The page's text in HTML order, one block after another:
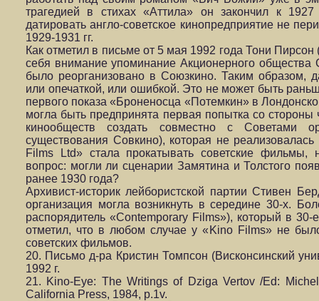
трагедией в стихах «Аттила» он закончил к
датировать англо-советское кинопредприятие не
1929-1931 гг.
Как отметил в письме от 5 мая 1992 года Тони Пирсон
себя внимание упоминание Акционерного общества
было реорганизовано в Союзкино. Таким образом,
или опечаткой, или ошибкой. Это не может быть
первого показа «Броненосца «Потемкин» в
могла быть предпринята первая попытка со стороны
кинообществ создать совместно с Советами
существования Совкино), которая не
Films Ltd» стала прокатывать советские фильмы,
вопрос: могли ли сценарии Замятина и Толстого
ранее 1930 года?
Архивист-историк лейбористской партии Стивен
организация могла возникнуть в середине 30-х.
распорядитель «Contemporary Films»), который в
отметил, что в любом случае у «Kino Films» не
советских фильмов.
20. Письмо д-ра Кристин Томпсон (Висконсинский
1992 г.
21. Kino-Eye: The Writings of Dziga Vertov /Ed:
California Press, 1984, p.1v.